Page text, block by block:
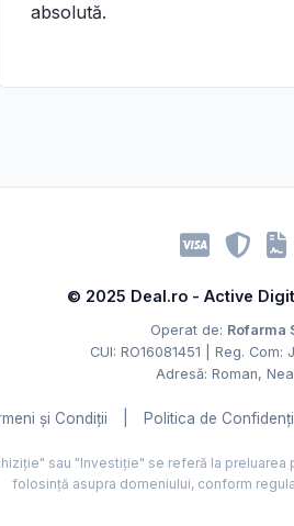
absolută.
© 2025 Deal.ro - Active
Operat de: Rofarma
CUI: RO16081451 | Reg.
Adresă: Roman,
și Condiții Politica de
sau "Investiție" se referă la
folosință asupra domeniului, conform